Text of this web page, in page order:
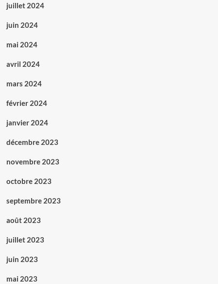
juillet 2024
juin 2024
mai 2024
avril 2024
mars 2024
février 2024
janvier 2024
décembre 2023
novembre 2023
octobre 2023
septembre 2023
août 2023
juillet 2023
juin 2023
mai 2023